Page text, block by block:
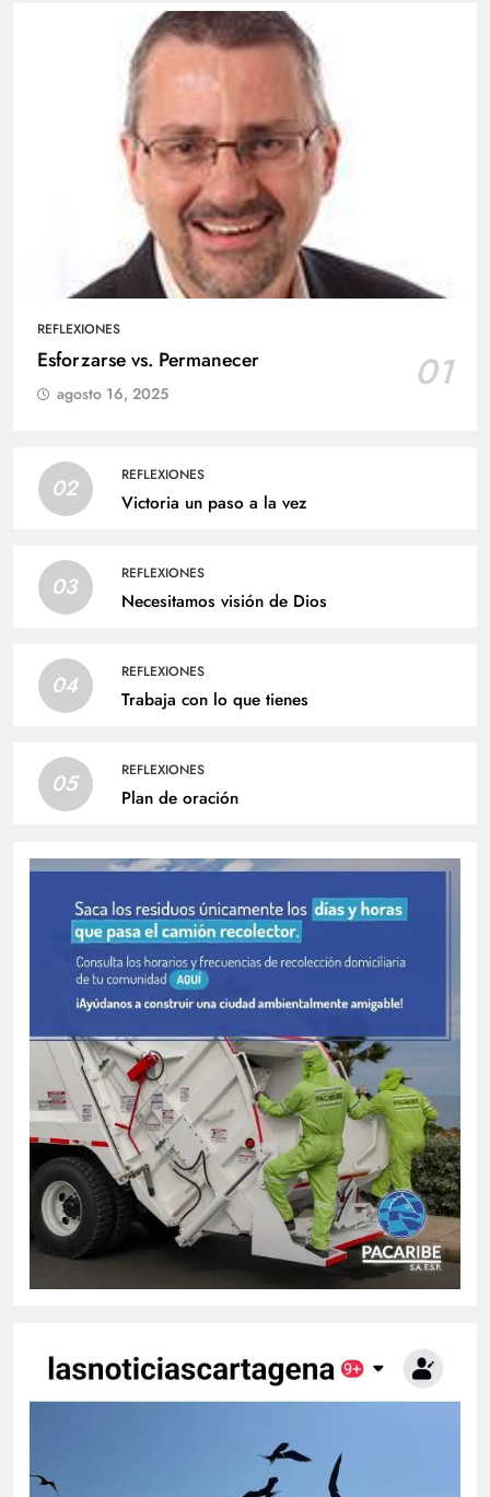
REFLEXIONES
Esforzarse vs. Permanecer 01
agosto 16, 2025
02 REFLEXIONES
Victoria un paso a la vez
03 REFLEXIONES
Necesitamos visión de Dios
04 REFLEXIONES
Trabaja con lo que tienes
05 REFLEXIONES
Plan de oración